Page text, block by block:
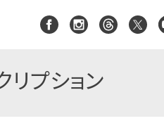
田プション